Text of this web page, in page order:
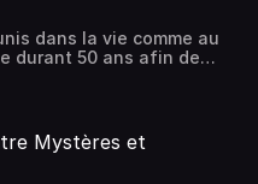
© Jonathan DaillerLe
politique-de-
dans la vie comme au
durant 50 ans afin de
et de l’après-vie. En
de maisons hantées,
dans le monde
et narration par Sandy
Dailler.Music / Sound
Mystères et